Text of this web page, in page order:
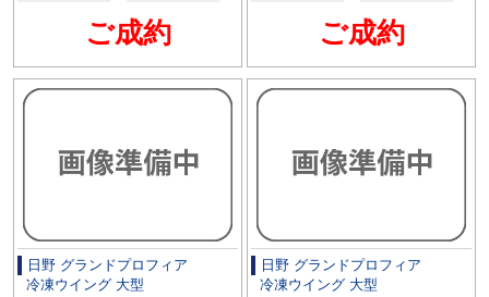
ご成約 ご成約
日野 グランドプロフィア
冷凍ウイング 大型
日野 グランドプロフィア
冷凍ウイング 大型